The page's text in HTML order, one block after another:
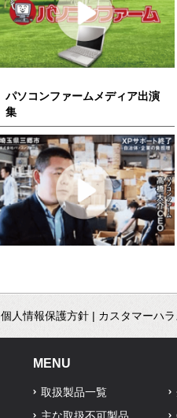
パソコンファームメディア出演
集
個人情報保護方針 | カスタマーハ
MENU
取扱製品一覧